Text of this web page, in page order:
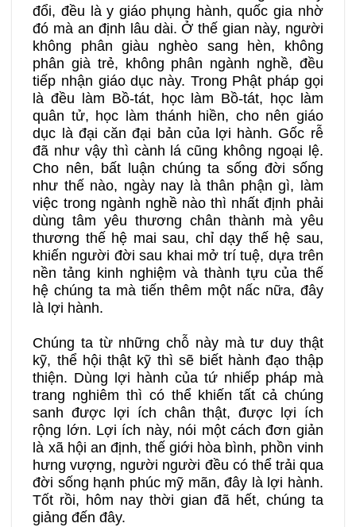
đổi, đều là y giáo phụng hành, quốc gia nhờ
đó mà an định lâu dài. Ở thế gian này, người
không phân giàu nghèo sang hèn, không
phân già trẻ, không phân ngành nghề, đều
tiếp nhận giáo dục này. Trong Phật pháp gọi
là đều làm Bồ-tát, học làm Bồ-tát, học làm
quân tử, học làm thánh hiền, cho nên giáo
dục là đại căn đại bản của lợi hành. Gốc rễ
đã như vậy thì cành lá cũng không ngoại lệ.
Cho nên, bất luận chúng ta sống đời sống
như thế nào, ngày nay là thân phận gì, làm
việc trong ngành nghề nào thì nhất định phải
dùng tâm yêu thương chân thành mà yêu
thương thế hệ mai sau, chỉ dạy thế hệ sau,
khiến người đời sau khai mở trí tuệ, dựa trên
nền tảng kinh nghiệm và thành tựu của thế
hệ chúng ta mà tiến thêm một nấc nữa, đây
là lợi hành.
Chúng ta từ những chỗ này mà tư duy thật
kỹ, thể hội thật kỹ thì sẽ biết hành đạo thập
thiện. Dùng lợi hành của tứ nhiếp pháp mà
trang nghiêm thì có thể khiến tất cả chúng
sanh được lợi ích chân thật, được lợi ích
rộng lớn. Lợi ích này, nói một cách đơn giản
là xã hội an định, thế giới hòa bình, phồn vinh
hưng vượng, người người đều có thể trải qua
đời sống hạnh phúc mỹ mãn, đây là lợi hành.
Tốt rồi, hôm nay thời gian đã hết, chúng ta
giảng đến đây.